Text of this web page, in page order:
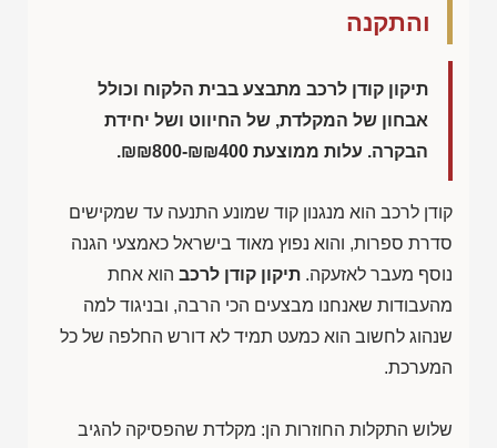
והתקנה
תיקון קודן לרכב מתבצע בבית הלקוח וכולל
אבחון של המקלדת, של החיווט ושל יחידת
הבקרה. עלות ממוצעת ₪₪800-₪₪400
.
קודן לרכב הוא מנגנון קוד שמונע התנעה עד שמקישים
סדרת ספרות, והוא נפוץ מאוד בישראל כאמצעי הגנה
נוסף מעבר לאזעקה. תיקון קודן לרכב הוא אחת
מהעבודות שאנחנו מבצעים הכי הרבה, ובניגוד למה
שנהוג לחשוב הוא כמעט תמיד לא דורש החלפה של כל
המערכת.
שלוש התקלות החוזרות הן: מקלדת שהפסיקה להגיב